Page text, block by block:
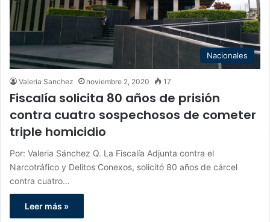
Nacionales
Valeria Sanchez noviembre 2, 2020 17
Fiscalía solicita 80 años de prisión
contra cuatro sospechosos de cometer
triple homicidio
Por: Valeria Sánchez Q. La Fiscalía Adjunta contra el
Narcotráfico y Delitos Conexos, solicitó 80 años de cárcel
contra cuatro…
Leer más »